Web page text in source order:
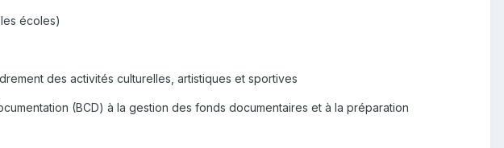
écoles)
des activités culturelles, artistiques et sportives
(BCD) à la gestion des fonds documentaires et à la préparation